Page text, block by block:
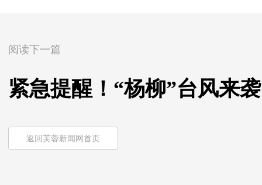
阅读下一篇
紧急提醒！“杨柳”台风来
返回芙蓉新闻网首页